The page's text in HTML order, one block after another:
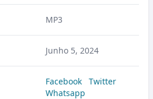
MP3
Junho 5, 2024
Facebook
Twitter
Whatsapp